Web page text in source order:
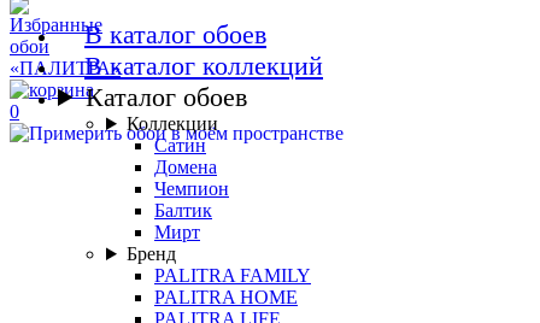
0
В каталог обоев
В каталог коллекций
Каталог обоев
Коллекции
Сатин
Домена
Чемпион
Балтик
Мирт
Бренд
PALITRA FAMILY
PALITRA HOME
PALITRA LIFE